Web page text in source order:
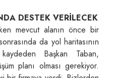
DESTEK VERİLECEK
mevcut alanın önce bir
da yol haritasının
Başkan Taban,
planı olması gerekiyor.